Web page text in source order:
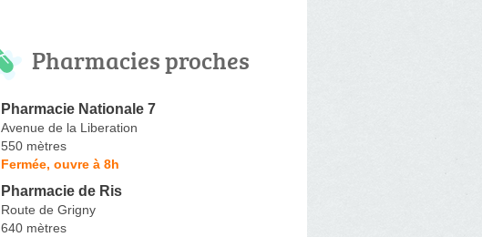
Pharmacies proches
Pharmacie Nationale 7
Avenue de la Liberation
550 mètres
Fermée, ouvre à 8h
Pharmacie de Ris
Route de Grigny
640 mètres